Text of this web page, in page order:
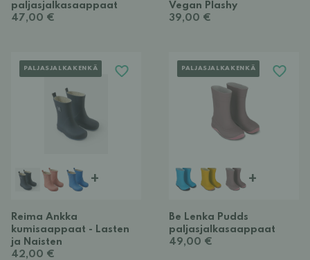
paljasjalkasaappaat
47,00 €
Vegan Plashy
39,00 €
+
PALJASJALKAKENKÄ
Reima Ankka
kumisaappaat - Lasten
ja Naisten
42,00 €
+
PALJASJALKAKENKÄ
Be Lenka Pudds
paljasjalkasaappaat
49,00 €